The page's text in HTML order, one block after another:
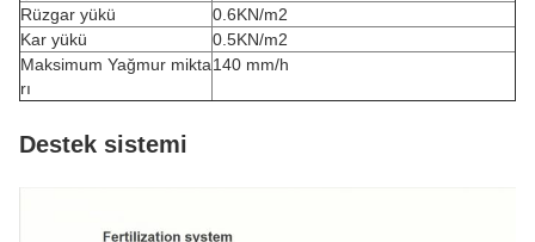
Rüzgar yükü
0.6KN/m2
Kar yükü
0.5KN/m2
Maksimum Yağmur mikta
rı
140 mm/h
Destek sistemi